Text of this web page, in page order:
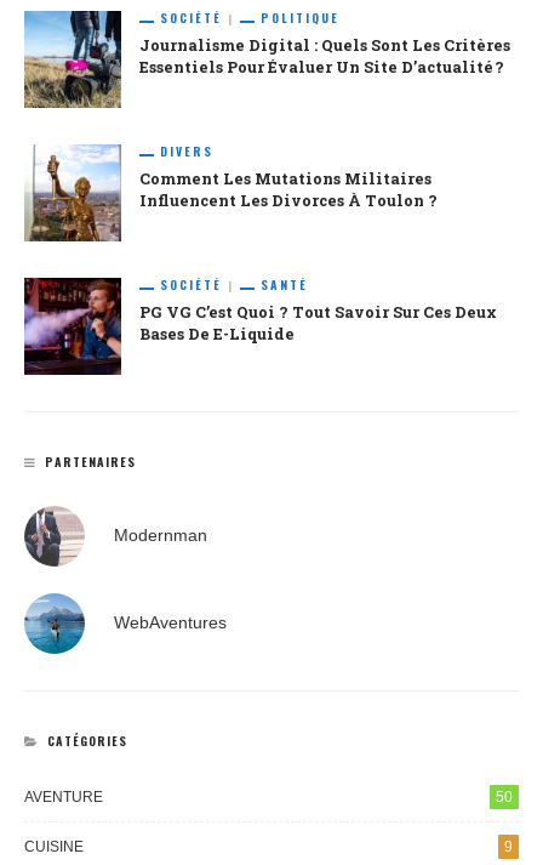
SOCIÉTÉ POLITIQUE
Journalisme Digital : Quels Sont Les Critères
Essentiels Pour Évaluer Un Site D’actualité ?
DIVERS
Comment Les Mutations Militaires
Influencent Les Divorces À Toulon ?
SOCIÉTÉ SANTÉ
PG VG C’est Quoi ? Tout Savoir Sur Ces Deux
Bases De E-Liquide
PARTENAIRES
Modernman
WebAventures
CATÉGORIES
AVENTURE 50
CUISINE 9